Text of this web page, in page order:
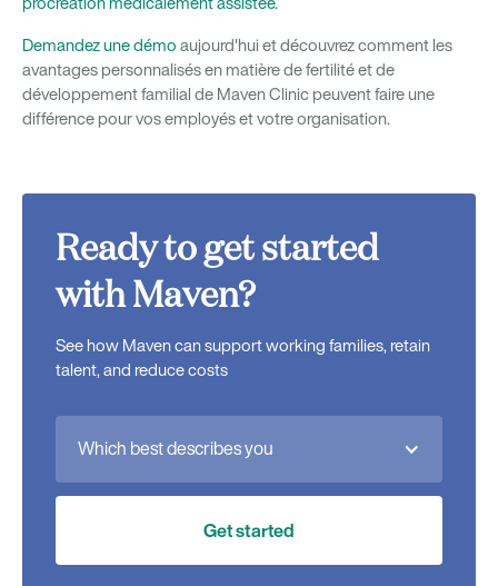
Demandez une démo aujourd'hui et découvrez comment les
avantages personnalisés en matière de fertilité et de
développement familial de Maven Clinic peuvent faire une
différence pour vos employés et votre organisation.
Ready to get started
with Maven?
See how Maven can support working families, retain
talent, and reduce costs
Which best describes you
Get started